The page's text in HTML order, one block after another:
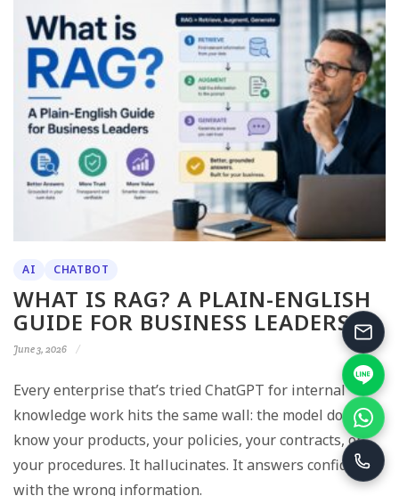
AI CHATBOT
WHAT IS RAG? A PLAIN-ENGLISH
GUIDE FOR BUSINESS LEADERS
June 3, 2026
Every enterprise that’s tried ChatGPT for internal
knowledge work hits the same wall: the model doesn’t
know your products, your policies, your contracts, or
your procedures. It hallucinates. It answers confidently
with the wrong information.